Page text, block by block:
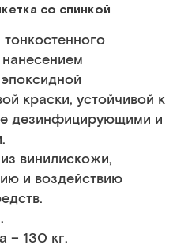
со спинкой
краски, устойчивой к
дезинфицирующими и
винилискожи,
и воздействию
– 130 кг.